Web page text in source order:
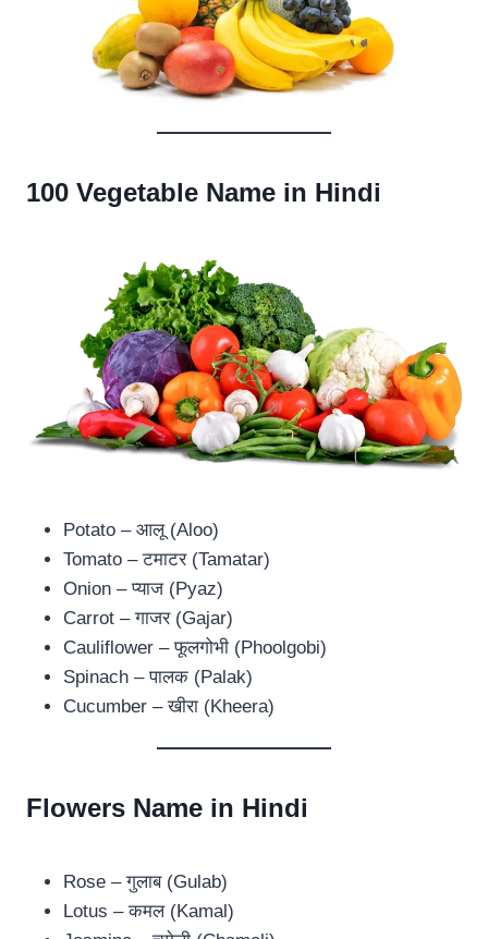
100 Vegetable Name in Hindi
Potato – आलू (Aloo)
Tomato – टमाटर (Tamatar)
Onion – प्याज (Pyaz)
Carrot – गाजर (Gajar)
Cauliflower – फूलगोभी (Phoolgobi)
Spinach – पालक (Palak)
Cucumber – खीरा (Kheera)
Flowers Name in Hindi
Rose – गुलाब (Gulab)
Lotus – कमल (Kamal)